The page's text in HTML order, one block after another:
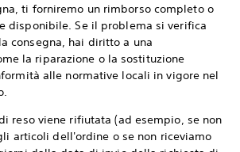
ti forniremo un rimborso completo o
disponibile. Se il problema si verifica
consegna, hai diritto a una
la riparazione o la sostituzione
alle normative locali in vigore nel
reso viene rifiutata (ad esempio, se non
articoli dell'ordine o se non riceviamo